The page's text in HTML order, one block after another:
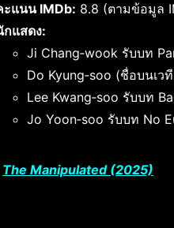
ะแนน IMDb: 8.8 (ตามข้อมูล
กแสดง:
Ji Chang‑wook รับบท
Do Kyung‑soo (ชื่อบนเว
Lee Kwang‑soo รับบท
Jo Yoon‑soo รับบท No
The Manipulated (2025)